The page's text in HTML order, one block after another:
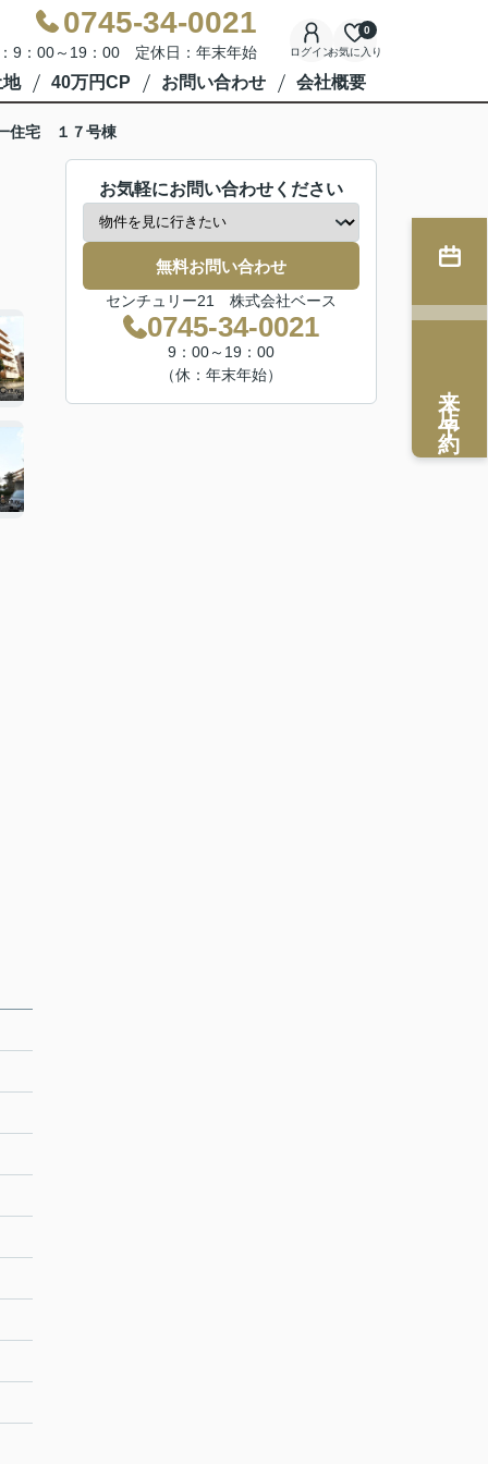
0745-34-0021
9：00～19：00 定休日：年末年始 ログインお気に入り
0
40万円CP お問い合わせ 会社概要
住宅 １７号棟
お気軽にお問い合わせください
無料お問い合わせ
センチュリー21 株式会社ベース
0745-34-0021
9：00～19：00
（休：年末年始）
来店予約